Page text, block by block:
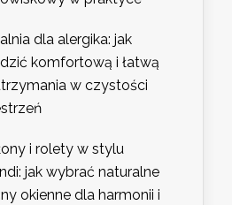
dla alergika: jak
komfortową i łatwą
w czystości
i rolety w stylu
jak wybrać naturalne
okienne dla harmonii i